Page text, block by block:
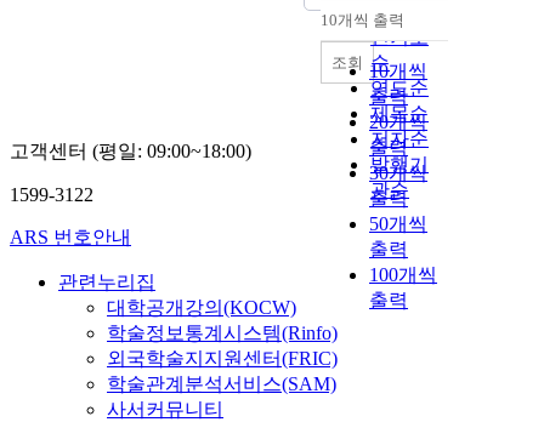
순
인기도
순
연도순
제목순
저자순
발행기
관순
내림차순
10개씩 출력
10개씩
출력
20개씩
출력
30개씩
출력
50개씩
출력
100개씩
출력
조회
고객센터 (평일: 09:00~18:00)
1599-3122
ARS 번호안내
관련누리집
대학공개강의(KOCW)
학술정보통계시스템(Rinfo)
외국학술지지원센터(FRIC)
학술관계분석서비스(SAM)
사서커뮤니티